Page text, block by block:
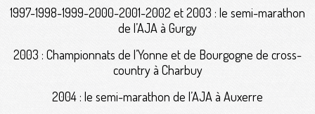
1997-1998-1999-2000-2001-2002 et 2003 : le semi-marathon
de l’AJA à Gurgy
2003 : Championnats de l’Yonne et de Bourgogne de cross-
country à Charbuy
2004 : le semi-marathon de l’AJA à Auxerre